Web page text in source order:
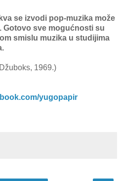
se izvodi pop-muzika može
Gotovo sve mogućnosti su
smislu muzika u studijima
1969.)
yugopapir